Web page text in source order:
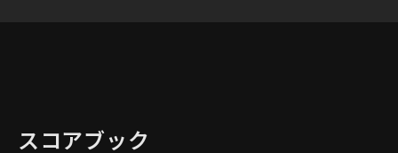
スコアブック